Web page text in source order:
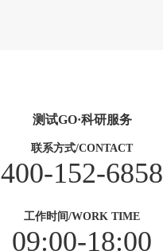
测试GO·科研服务
联系方式/CONTACT
400-152-6858
工作时间/WORK TIME
09:00-18:00